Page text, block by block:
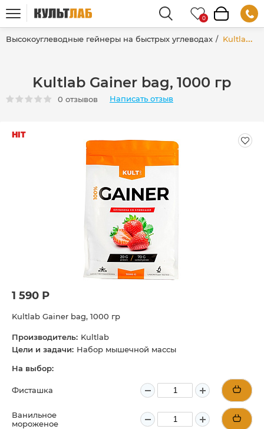
Высокоуглеводные гейнеры на быстрых углеводах Kultlab Gainer bag, 1000 гр
Kultlab Gainer bag, 1000 гр
0 отзывов Написать отзыв
HIT
1 590 Р
Kultlab Gainer bag, 1000 гр
Производитель: Kultlab
Цели и задачи: Набор мышечной массы
На выбор:
Фисташка
Ванильное
мороженое